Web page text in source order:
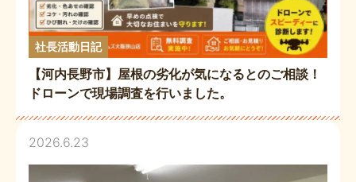
社長活動日記
【河内長野市】屋根の劣化が気になるとのご相談！
ドローンで現場調査を行いました。
2026.6.23